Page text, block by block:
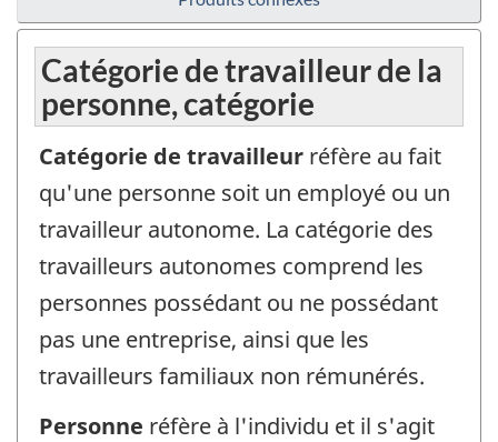
Catégorie de travailleur de la
personne, catégorie
Catégorie de travailleur réfère au fait
qu'une personne soit un employé ou un
travailleur autonome. La catégorie des
travailleurs autonomes comprend les
personnes possédant ou ne possédant
pas une entreprise, ainsi que les
travailleurs familiaux non rémunérés.
Personne réfère à l'individu et il s'agit